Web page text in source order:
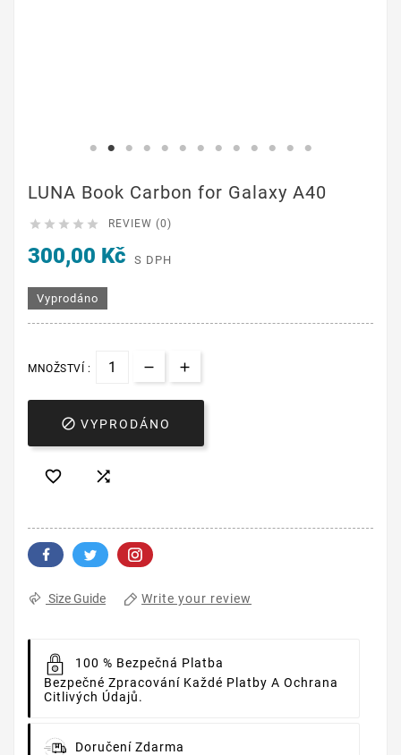
LUNA Book Carbon for Galaxy A40
     REVIEW (0)
300,00 Kč S DPH
Vyprodáno
MNOŽSTVÍ :
 VYPRODÁNO
 
Size Guide Write your review
100 % Bezpečná Platba
Bezpečné Zpracování Každé Platby A Ochrana
Citlivých Údajů.
Doručení Zdarma